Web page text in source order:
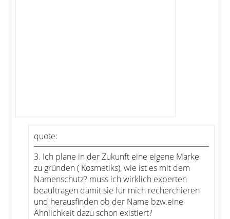
quote:
3. Ich plane in der Zukunft eine eigene Marke
zu gründen ( Kosmetiks), wie ist es mit dem
Namenschutz? muss ich wirklich experten
beauftragen damit sie für mich recherchieren
und herausfinden ob der Name bzw.eine
Ähnlichkeit dazu schon existiert?